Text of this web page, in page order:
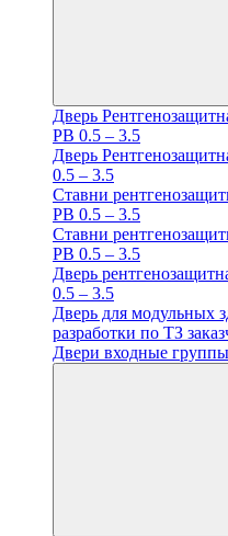
Дверь
PB 0.5 – 3.5
Дверь
0.5 – 3.5
Ставни
PB 0.5 – 3.5
Ставни
PB 0.5 – 3.5
Дверь
0.5 – 3.5
Дверь для модульных
разработки по ТЗ
Двери входные